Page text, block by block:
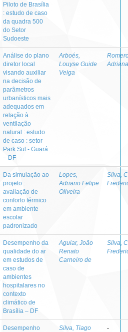
Piloto de Brasília
: estudo de caso
da quadra 500
do Setor
Sudoeste
Análise do plano
diretor local
visando auxiliar
na decisão de
parâmetros
urbanísticos mais
adequados em
relação à
ventilação
natural : estudo
de caso : setor
Park Sul - Guará
– DF
Arboés,
Louyse Guide
Veiga
Da simulação ao
projeto :
avaliação de
conforto térmico
em ambiente
escolar
padronizado
Lopes,
Adriano Felipe
Oliveira
Silva,
Desempenho da
qualidade do ar
em estudos de
caso de
ambientes
hospitalares no
contexto
climático de
Brasília – DF
Aguiar, João
Renato
Carneiro de
Silva,
Desempenho
Silva, Tiago
-